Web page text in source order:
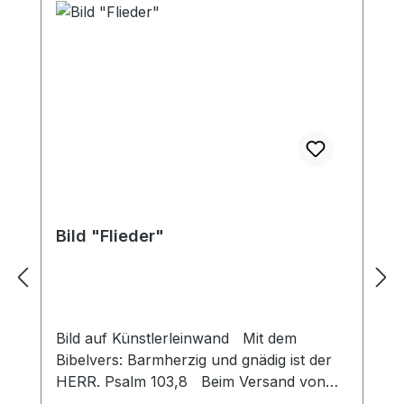
Bild "Flieder"
Bild auf Künstlerleinwand Mit dem
Bibelvers: Barmherzig und gnädig ist der
HERR. Psalm 103,8 Beim Versand von